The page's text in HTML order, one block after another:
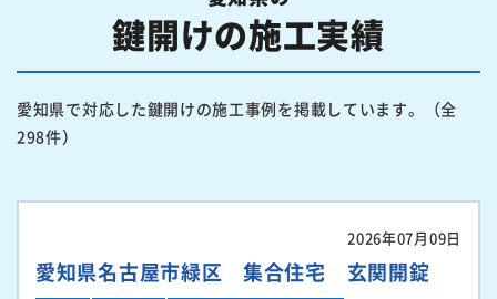
鍵開けの施工実績
愛知県で対応した鍵開けの施工事例を掲載しています。（全
298件）
2026年07月09日
愛知県名古屋市緑区 集合住宅 玄関開錠